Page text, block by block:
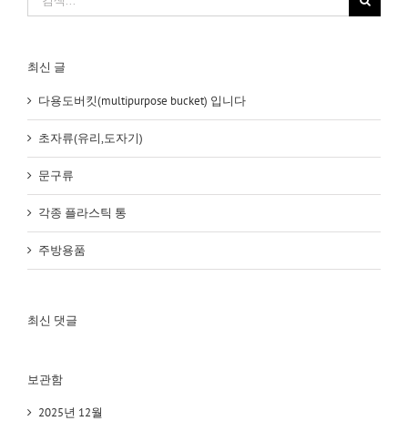
최신 글
다용도버킷(multipurpose bucket) 입니다
초자류(유리,도자기)
문구류
각종 플라스틱 통
주방용품
최신 댓글
보관함
2025년 12월